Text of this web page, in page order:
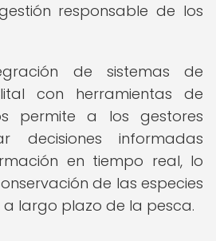
responsable de los
de sistemas de
con herramientas de
permite a los gestores
decisiones informadas
en tiempo real, lo
de las especies
largo plazo de la pesca.